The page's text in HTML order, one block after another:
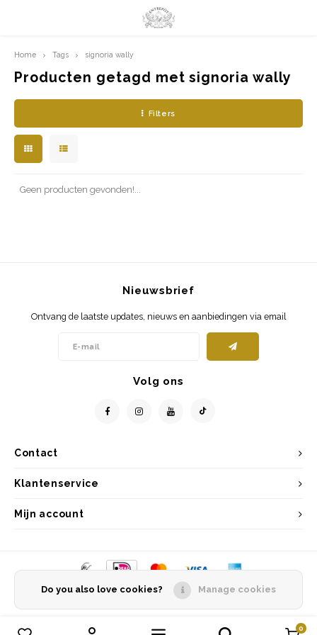
Hoofdmenu / limited prints
LIMITED PRINTS
CLASSIC LADIES
ORIENTAL
Hoofdmenu
Taal
Nederlands
0
Home Tags signoria wally
Producten getagd met signoria wally
Filters
Geen producten gevonden!...
Contact
Nieuwsbrief
Ontvang de laatste updates, nieuws en aanbiedingen via email
Volg ons
Klantenservice
Mijn account
© Copyright 2026 Entrepôt Holland - Powered byLightspeed- Theme by
Vergelijk producten 0
Do you also love cookies? Manage cookies